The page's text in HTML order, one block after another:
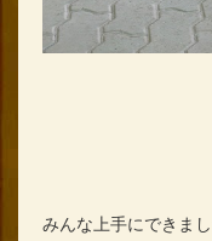
みんな上手にできま